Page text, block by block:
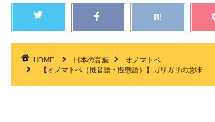
HOME 日本の言葉
オノマトペ
【オノマトペ（擬音語・擬態語）】ガリガリの意味